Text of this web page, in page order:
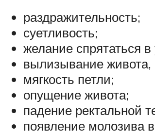
раздражительность;
суетливость;
желание спрятаться
вылизывание живота,
мягкость петли;
опущение живота;
падение ректальной
появление молозива